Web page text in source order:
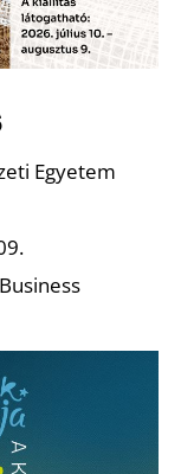
Egyetem